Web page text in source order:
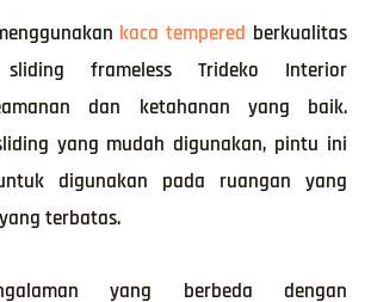
kaca tempered berkualitas
frameless Trideko Interior
dan ketahanan yang baik.
yang mudah digunakan, pintu ini
digunakan pada ruangan yang
terbatas.
yang berbeda dengan